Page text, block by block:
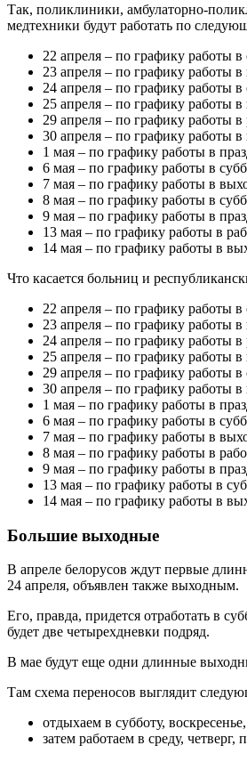
Так, поликлиники, амбулаторно-
медтехники будут работать по
22 апреля – по графику работы в
23 апреля – по графику работы
24 апреля – по графику работы в
25 апреля – по графику работы
29 апреля – по графику работы в
30 апреля – по графику работы
1 мая – по графику работы в
6 мая – по графику работы в
7 мая – по графику работы в
8 мая – по графику работы в
9 мая – по графику работы в
13 мая – по графику работы в
14 мая – по графику работы в
Что касается больниц и
22 апреля – по графику работы в
23 апреля – по графику работы
24 апреля – по графику работы в
25 апреля – по графику работы
29 апреля – по графику работы в
30 апреля – по графику работы
1 мая – по графику работы в
6 мая – по графику работы в
7 мая – по графику работы в
8 мая – по графику работы в
9 мая – по графику работы в
13 мая – по графику работы в
14 мая – по графику работы в
Большие выходные
В апреле белорусов ждут первые
24 апреля, объявлен также выходным.
Его, правда, придется отработать в
будет две четырехдневки подряд.
В мае будут еще одни длинные
Там схема переносов выглядит
отдыхаем в субботу,
затем работаем в среду,